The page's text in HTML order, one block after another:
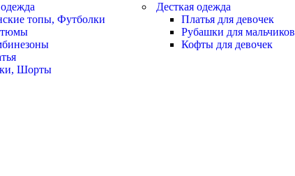
топы, Футболки
Шорты
Десткая одежда
Платья для девочек
Рубашки для мальчиков
Кофты для девочек